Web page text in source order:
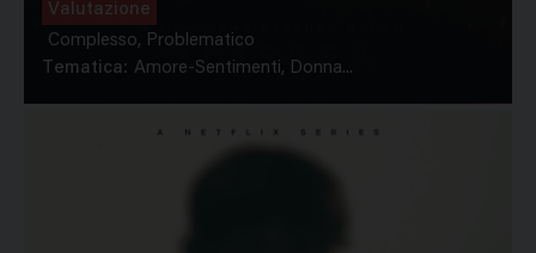
Valutazione
Complesso, Problematico
Tematica: Amore-Sentimenti, Donna...